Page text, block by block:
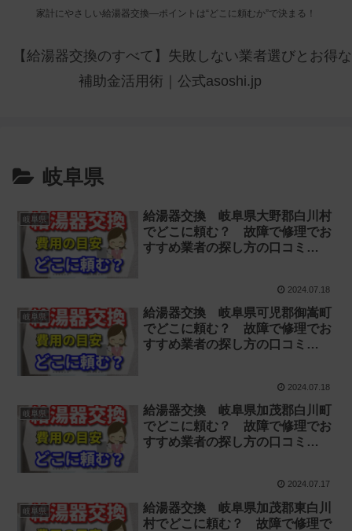
家計にやさしい給湯器交換—ポイントは“どこに頼むか”で決まる！
【給湯器交換のすべて】失敗しない業者選びとお得な
補助金活用術｜公式asoshi.jp
岐阜県
岐阜県
給湯器交換 岐阜県大野郡白川村
でどこに頼む？ 故障で修理でお
すすめ業者の探し方の口コミ
2024.07.18
岐阜県
給湯器交換 岐阜県可児郡御嵩町
でどこに頼む？ 故障で修理でお
すすめ業者の探し方の口コミ
2024.07.18
岐阜県
給湯器交換 岐阜県加茂郡白川町
でどこに頼む？ 故障で修理でお
すすめ業者の探し方の口コミ
2024.07.17
岐阜県
給湯器交換 岐阜県加茂郡東白川
村でどこに頼む？ 故障で修理で